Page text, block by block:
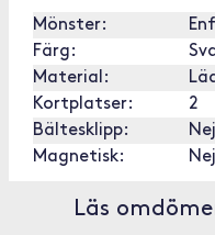
Mönster:
Färg:
Material:
Kortplatser:
2
Bältesklipp:
Nej
Magnetisk:
Nej
Läs